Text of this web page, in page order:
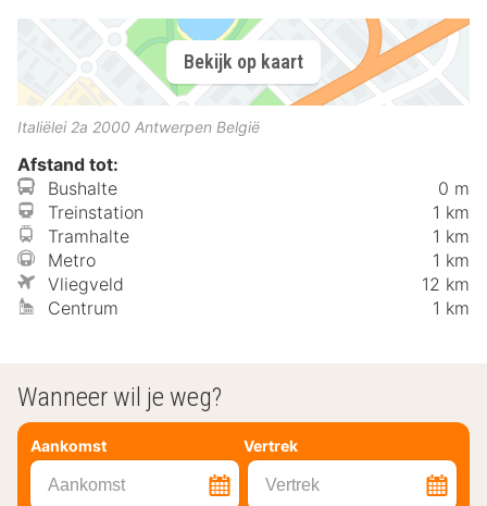
Bekijk op kaart
Italiëlei 2a 2000 Antwerpen België
Afstand tot:
Bushalte
0 m
Treinstation
1 km
Tramhalte
1 km
Metro
1 km
Vliegveld
12 km
Centrum
1 km
Wanneer wil je weg?
Aankomst Vertrek
Aankomst Vertrek